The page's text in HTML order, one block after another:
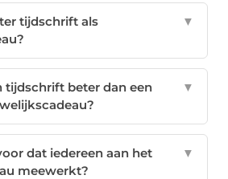
tijdschrift als
▼
tijdschrift beter dan een
▼
dat iedereen aan het
meewerkt?
▼